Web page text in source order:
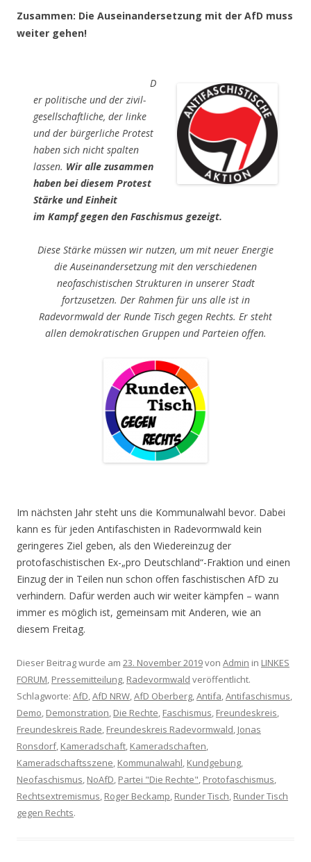
Zusammen: Die Auseinandersetzung mit der AfD muss
weiter gehen!
D
er politische und der zivil-
gesellschaftliche, der linke
und der bürgerliche Protest
haben sich nicht spalten
lassen. Wir alle zusammen
haben bei diesem Protest
Stärke und Einheit
im Kampf gegen den Faschismus gezeigt.
Diese Stärke müssen wir nutzen, um mit neuer Energie
die Auseinandersetzung mit den verschiedenen
neofaschistischen Strukturen in unserer Stadt
fortzusetzen. Der Rahmen für uns alle ist in
Radevormwald der Runde Tisch gegen Rechts. Er steht
allen demokratischen Gruppen und Parteien offen.
Im nächsten Jahr steht uns die Kommunalwahl bevor. Dabei
kann es für jeden Antifaschisten in Radevormwald kein
geringeres Ziel geben, als den Wiedereinzug der
protofaschistischen Ex-„pro Deutschland“-Fraktion und einen
Einzug der in Teilen nun schon offen faschistischen AfD zu
verhindern. Dafür werden auch wir weiter kämpfen – wann
immer es möglich ist, gemeinsam mit Anderen, wie an
diesem Freitag.
Dieser Beitrag wurde am 23. November 2019von Admin in LINKES
FORUM, Pressemitteilung, Radevormwald veröffentlicht.
Schlagworte: AfD,AfD NRW,AfD Oberberg,Antifa,Antifaschismus,
Demo, Demonstration, Die Rechte, Faschismus, Freundeskreis,
Freundeskreis Rade, Freundeskreis Radevormwald, Jonas
Ronsdorf, Kameradschaft, Kameradschaften,
Kameradschaftsszene, Kommunalwahl, Kundgebung,
Neofaschismus, NoAfD, Partei "Die Rechte", Protofaschismus,
Rechtsextremismus, Roger Beckamp, Runder Tisch, Runder Tisch
gegen Rechts.